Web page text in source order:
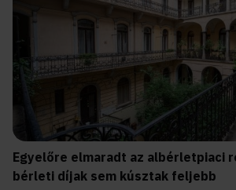
Egyelőre elmaradt az albérletpiaci
bérleti díjak sem kúsztak feljebb